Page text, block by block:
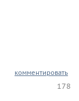
комментировать
178